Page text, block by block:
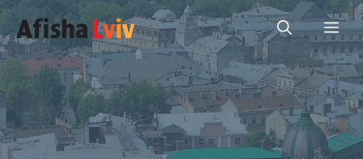
Перейти
до
вмісту